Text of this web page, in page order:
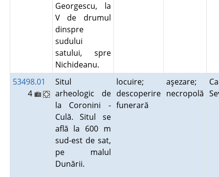
Georgescu, la
V de drumul
dinspre
sudului
satului, spre
Nichideanu.
53498.01
4
Situl
arheologic de
la Coronini -
Culă. Situl se
află la 600 m
sud-est de sat,
pe malul
Dunării.
locuire;
descoperire
funerară
aşezare;
necropolă